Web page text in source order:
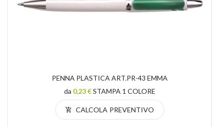
PENNA PLASTICA ART.PR-43 EMMA
da 0,23 €STAMPA 1 COLORE
CALCOLA PREVENTIVO